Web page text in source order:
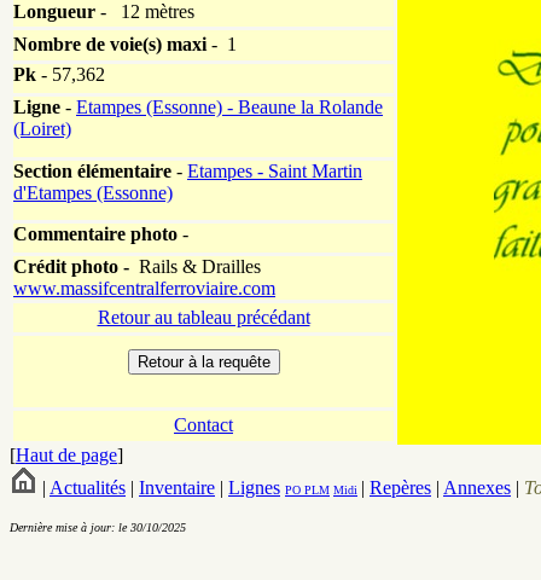
Longueur -
12 mètres
Nombre de voie(s) maxi- 1
Pk - 57,362
Ligne - Etampes (Essonne) - Beaune la Rolande
(Loiret)
Section élémentaire - Etampes - Saint Martin
d'Etampes (Essonne)
Commentaire photo -
Crédit photo - Rails & Drailles
www.massifcentralferroviaire.com
Retour au tableau précédant
Contact
[Haut de page]
| Actualités | Inventaire | Lignes PO PLM Midi | Repères | Annexes |
Dernière mise à jour: le 30/10/2025